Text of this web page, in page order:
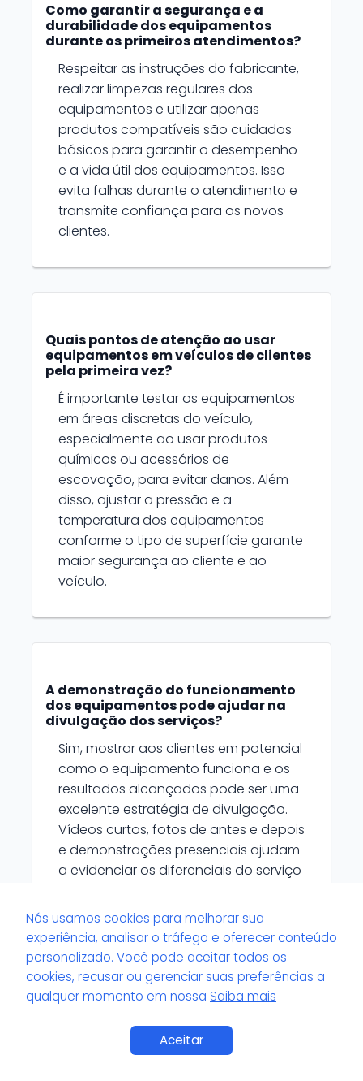
Como garantir a segurança e a
durabilidade dos equipamentos
durante os primeiros atendimentos?
Respeitar as instruções do fabricante,
realizar limpezas regulares dos
equipamentos e utilizar apenas
produtos compatíveis são cuidados
básicos para garantir o desempenho
e a vida útil dos equipamentos. Isso
evita falhas durante o atendimento e
transmite confiança para os novos
clientes.
Quais pontos de atenção ao usar
equipamentos em veículos de clientes
pela primeira vez?
É importante testar os equipamentos
em áreas discretas do veículo,
especialmente ao usar produtos
químicos ou acessórios de
escovação, para evitar danos. Além
disso, ajustar a pressão e a
temperatura dos equipamentos
conforme o tipo de superfície garante
maior segurança ao cliente e ao
veículo.
A demonstração do funcionamento
dos equipamentos pode ajudar na
divulgação dos serviços?
Sim, mostrar aos clientes em potencial
como o equipamento funciona e os
resultados alcançados pode ser uma
excelente estratégia de divulgação.
Vídeos curtos, fotos de antes e depois
e demonstrações presenciais ajudam
a evidenciar os diferenciais do serviço
Por que a manutenção preventiva dos
quem está começando?
A manutenção preventiva, como
Nós usamos cookies para melhorar sua
experiência, analisar o tráfego e oferecer conteúdo
personalizado. Você pode aceitar todos os
cookies, recusar ou gerenciar suas preferências a
qualquer momento em nossa Saiba mais
Aceitar